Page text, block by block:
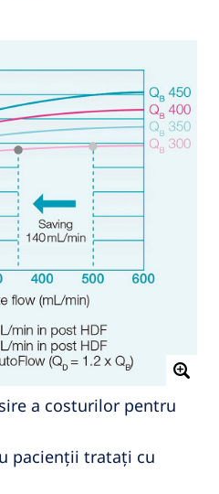
a costurilor pentru
pacienții tratați cu